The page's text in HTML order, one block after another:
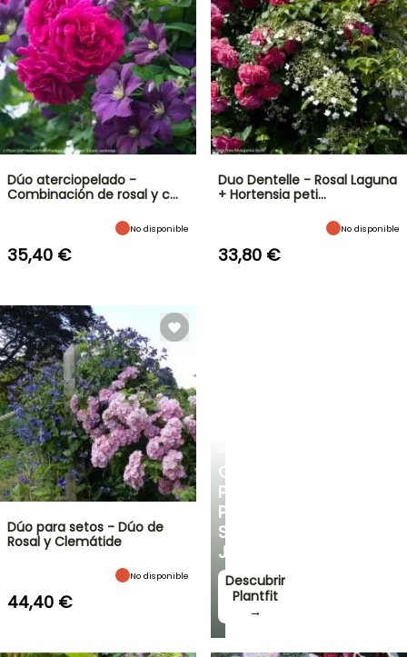
CONSEJOS
PERSONALIZADOS
PARA
SU
JARDÍN
Descubrir
Plantfit
→
Dúo aterciopelado -
Combinación de rosal y c…
No disponible
35,40 €
Duo Dentelle - Rosal Laguna
+ Hortensia peti…
No disponible
33,80 €
Dúo para setos - Dúo de
Rosal y Clemátide
No disponible
44,40 €